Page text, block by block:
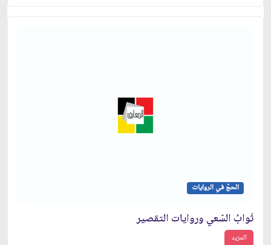
الحجّ في الروايات
ثَوابُ السّعي وروايات التقصير
المزيد